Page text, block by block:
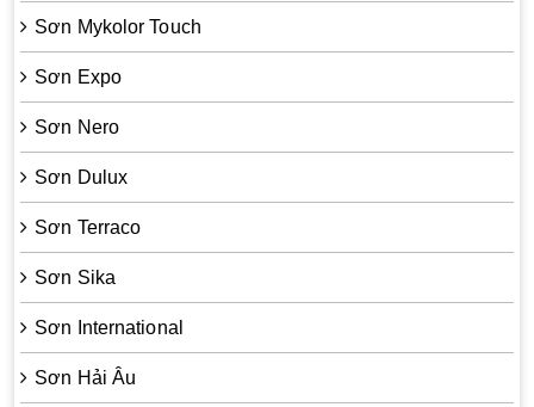
Sơn Mykolor Touch
Sơn Expo
Sơn Nero
Sơn Dulux
Sơn Terraco
Sơn Sika
Sơn International
Sơn Hải Âu